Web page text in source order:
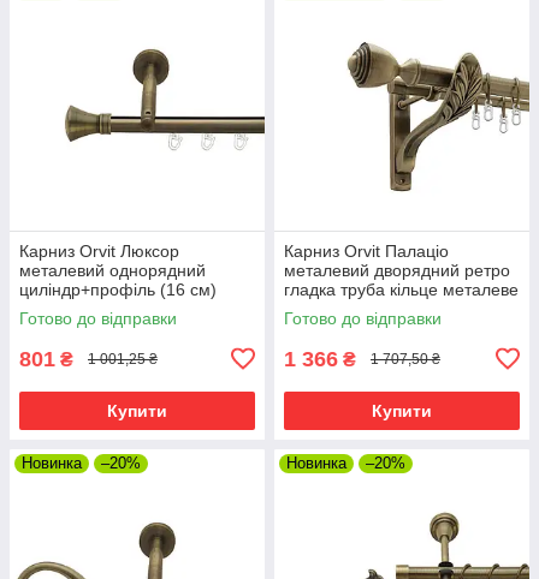
Карниз Orvit Люксор
металевий однорядний
циліндр+профіль (16 см)
профільна труба Антик 19 мм
200 см (7218028)
Готово до відправки
801 ₴ 1 001,25 ₴
Купити
Карниз Orvit Палаціо
металевий дворядний ретро
гладка труба кільце металеве
Антик 25\19 мм 200 см
(4301703)
Готово до відправки
1 366 ₴ 1 707,50 ₴
Купити
Новинка –20% Новинка –20%